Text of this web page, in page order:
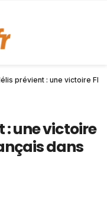
prévient : une victoire
une victoire
dans